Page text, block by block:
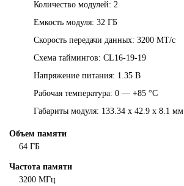
Количество модулей: 2
Емкость модуля: 32 ГБ
Скорость передачи данных: 3200 МТ/с
Схема таймингов: CL16-19-19
Напряжение питания: 1.35 В
Рабочая температура: 0 — +85 °C
Габариты модуля: 133.34 x 42.9 x 8.1 мм
Объем памяти
64 ГБ
Частота памяти
3200 МГц